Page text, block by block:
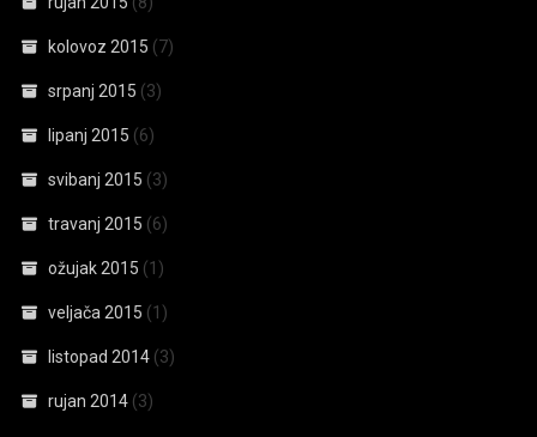
kolovoz 2015 (7)
srpanj 2015 (3)
lipanj 2015 (6)
svibanj 2015 (3)
travanj 2015 (6)
ožujak 2015 (1)
veljača 2015 (1)
listopad 2014 (3)
rujan 2014 (3)